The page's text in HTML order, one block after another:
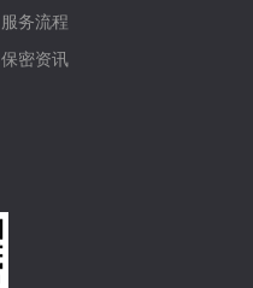
服务流程
保密资讯